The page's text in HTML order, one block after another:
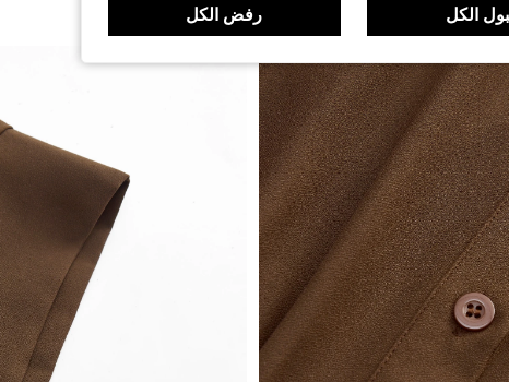
الكل رفض الكل